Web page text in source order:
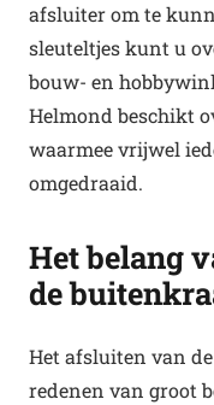
afsluiter om te
sleuteltjes kunt u
bouw- en
Helmond beschikt
waarmee vrijwel
omgedraaid.
Het belang
de
Het afsluiten van
redenen van groot